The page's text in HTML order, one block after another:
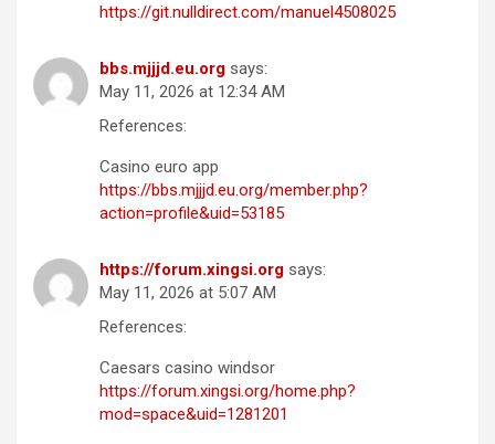
https://git.nulldirect.com/manuel4508025
bbs.mjjjd.eu.org says:
May 11, 2026 at 12:34 AM
References:
Casino euro app
https://bbs.mjjjd.eu.org/member.php?
action=profile&uid=53185
https://forum.xingsi.org says:
May 11, 2026 at 5:07 AM
References:
Caesars casino windsor
https://forum.xingsi.org/home.php?
mod=space&uid=1281201